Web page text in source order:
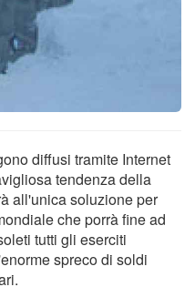
diffusi tramite Internet
tendenza della
all'unica soluzione per
che porrà fine ad
tutti gli eserciti
spreco di soldi